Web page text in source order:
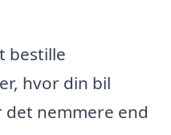
bestille
hvor din bil
nemmere end